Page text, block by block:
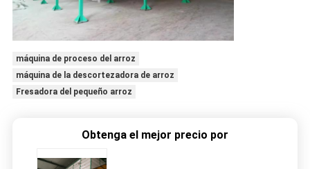
máquina de proceso del arroz
máquina de la descortezadora de arroz
Fresadora del pequeño arroz
Obtenga el mejor precio por